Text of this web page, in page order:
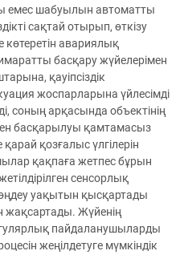
емес шабуылын автоматты
сақтай отырып, өткізу
көтеретін авариялық
басқару жүйелерімен
қауіпсіздік
жоспарларына үйлесімді
соның арқасында объектінің
басқарылуы қамтамасыз
қарай қозғалыс үлгілерін
қақпаға жетпес бұрын
сенсорлық
уақытын қысқартады
жақсартады. Жүйенің
пайдаланушыларды
жеңілдетуге мүмкіндік